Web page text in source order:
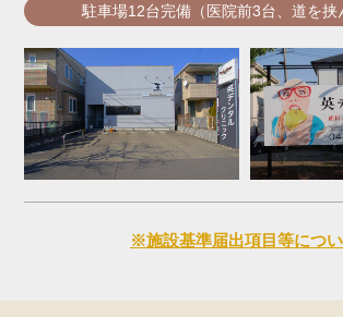
駐車場12台完備（医院前3台、道を挟
※施設基準届出項目等につ